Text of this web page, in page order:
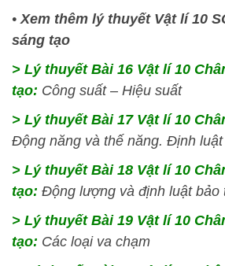
• Xem thêm lý thuyết Vật lí 10
sáng tạo
> Lý thuyết Bài 16 Vật lí 10
tạo: Công suất – Hiệu suất
> Lý thuyết Bài 17 Vật lí 10
Động năng và thế năng. Định
> Lý thuyết Bài 18 Vật lí 10
tạo: Động lượng và định luật bảo
> Lý thuyết Bài 19 Vật lí 10
tạo: Các loại va chạm